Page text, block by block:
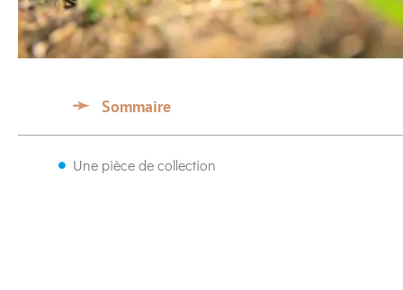
Sommaire
Une pièce de collection